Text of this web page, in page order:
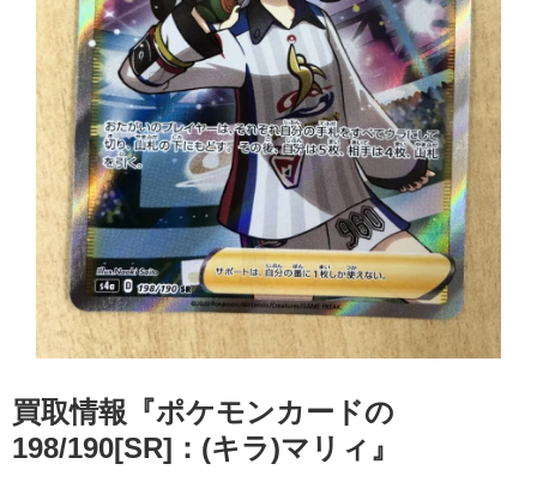
買取情報『ポケモンカードの
198/190[SR]：(キラ)マリィ』